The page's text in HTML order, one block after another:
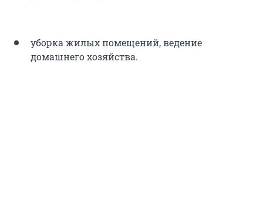
уборка жилых помещений, ведение
домашнего хозяйства.